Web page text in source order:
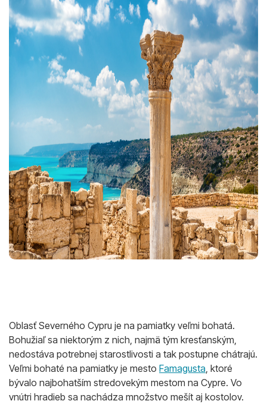
Oblasť Severného Cypru je na pamiatky veľmi bohatá.
Bohužiaľ sa niektorým z nich, najmä tým kresťanským,
nedostáva potrebnej starostlivosti a tak postupne chátrajú.
Veľmi bohaté na pamiatky je mesto Famagusta, ktoré
bývalo najbohatším stredovekým mestom na Cypre. Vo
vnútri hradieb sa nachádza množstvo mešít aj kostolov.